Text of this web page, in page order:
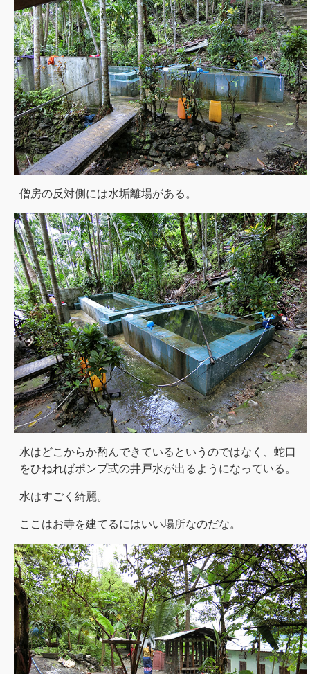
僧房の反対側には水垢離場がある。
水はどこからか酌んできているというのではなく、蛇口
をひねればポンプ式の井戸水が出るようになっている。
水はすごく綺麗。
ここはお寺を建てるにはいい場所なのだな。